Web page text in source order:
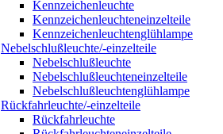
Kennzeichenleuchte
Kennzeichenleuchteneinzelteile
Kennzeichenleuchtenglühlampe
Nebelschlußleuchte/-einzelteile
Nebelschlußleuchte
Nebelschlußleuchteneinzelteile
Nebelschlußleuchtenglühlampe
Rückfahrleuchte/-einzelteile
Rückfahrleuchte